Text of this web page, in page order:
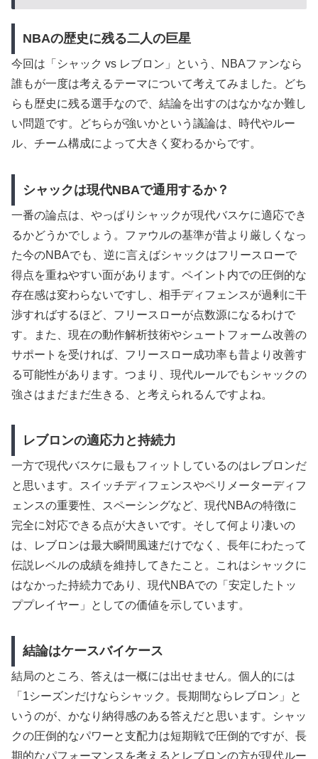
NBAの歴史に残る二人の巨星
今回は「シャック vs レブロン」という、NBAファンなら
誰もが一度は考えるテーマについて考えてみました。どち
らも歴史に残る選手なので、結論を出すのはなかなか難し
い問題です。どちらが強いかという議論は、時代やルー
ル、チーム構成によって大きく変わるからです。
シャックは現代NBAで通用するか？
一番の論点は、やっぱりシャックが現代バスケに適応でき
るかどうかでしょう。ファウルの基準が昔より厳しくなっ
た今のNBAでも、逆に言えばシャックはフリースローで
得点を重ねやすい面があります。ペイント内での圧倒的な
存在感は変わらないですし、相手ディフェンスが過剰に干
渉すればするほど、フリースローが点数源になるわけで
す。また、現在の動作解析技術やシュートフォーム改善の
サポートを受ければ、フリースロー成功率も昔より改善す
る可能性があります。つまり、現代ルールでもシャックの
強さはまだまだ生きる、と考えられるんですよね。
レブロンの適応力と持続力
一方で現代バスケに最もフィットしているのはレブロンだ
と思います。スイッチディフェンスやペリメーターディフ
ェンスの重要性、スペーシングなど、現代NBAの特徴に
完全に対応できる点が大きいです。そして何より凄いの
は、レブロンは最大瞬間風速だけでなく、長年にわたって
伝説レベルの成績を維持してきたこと。これはシャックに
はなかった持続力であり、現代NBAでの「安定したトッ
ププレイヤー」としての価値を示しています。
結論はケースバイケース
結局のところ、答えは一概には出せません。個人的には
「1シーズンだけならシャック。長期間ならレブロン」と
いうのが、かなり納得感のある答えだと思います。シャッ
クの圧倒的なパワーと支配力は短期戦で圧倒的ですが、長
期的なパフォーマンスを考えるとレブロンの方が現代ルー